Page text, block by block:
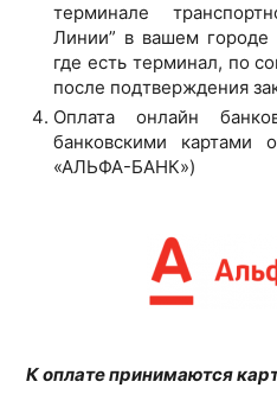
терминале
Линии” в вашем
где есть терминал, по
после подтверждения
Оплата онлайн
банковскими картами
«АЛЬФА-БАНК»)
К оплате принимаются